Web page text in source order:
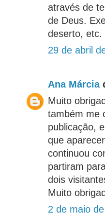
através de
de Deus.
deserto, etc.
29 de abril
Ana Márcia
Muito
também me
publicação,
que
continuou
partiram
dois
Muito
2 de maio